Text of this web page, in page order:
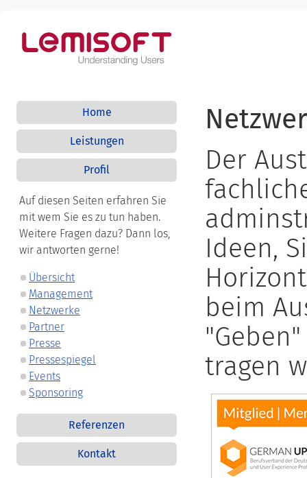
Home
Leistungen
Profil
Auf diesen Seiten erfahren Sie
mit wem Sie es zu tun haben.
Weitere Fragen dazu? Dann los,
wir antworten gerne!
Übersicht
Management
Netzwerke
Partner
Presse
Pressespiegel
Events
Sponsoring
Referenzen
Kontakt
Der
Ideen,
beim
tragen